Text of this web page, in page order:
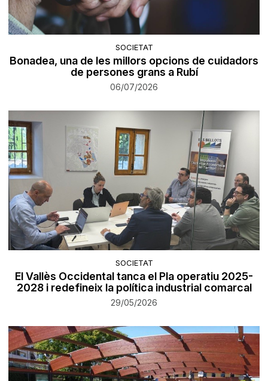
SOCIETAT
Bonadea, una de les millors opcions de cuidadors
de persones grans a Rubí
06/07/2026
SOCIETAT
El Vallès Occidental tanca el Pla operatiu 2025-
2028 i redefineix la política industrial comarcal
29/05/2026